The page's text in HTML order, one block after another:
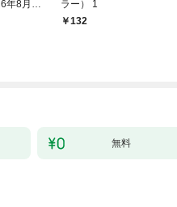
年8月7
ラー） 1
132
無料